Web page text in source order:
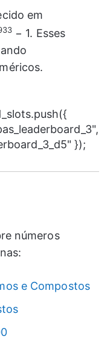
em
− 1. Esses
});
números
e Compostos